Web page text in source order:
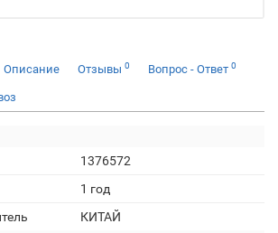
Описание Отзывы 0 Вопрос - Ответ 0
1376572
1 год
КИТАЙ